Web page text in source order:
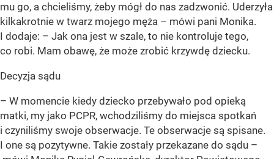
mu go, a chcieliśmy, żeby mógł do nas zadzwonić. Uderzyła
kilkakrotnie w twarz mojego męża – mówi pani Monika.
I dodaje: – Jak ona jest w szale, to nie kontroluje tego,
co robi. Mam obawę, że może zrobić krzywdę dziecku.
Decyzja sądu
– W momencie kiedy dziecko przebywało pod opieką
matki, my jako PCPR, wchodziliśmy do miejsca spotkań
i czyniliśmy swoje obserwacje. Te obserwacje są spisane.
I one są pozytywne. Takie zostały przekazane do sądu –